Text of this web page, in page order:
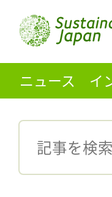
ニュース イ